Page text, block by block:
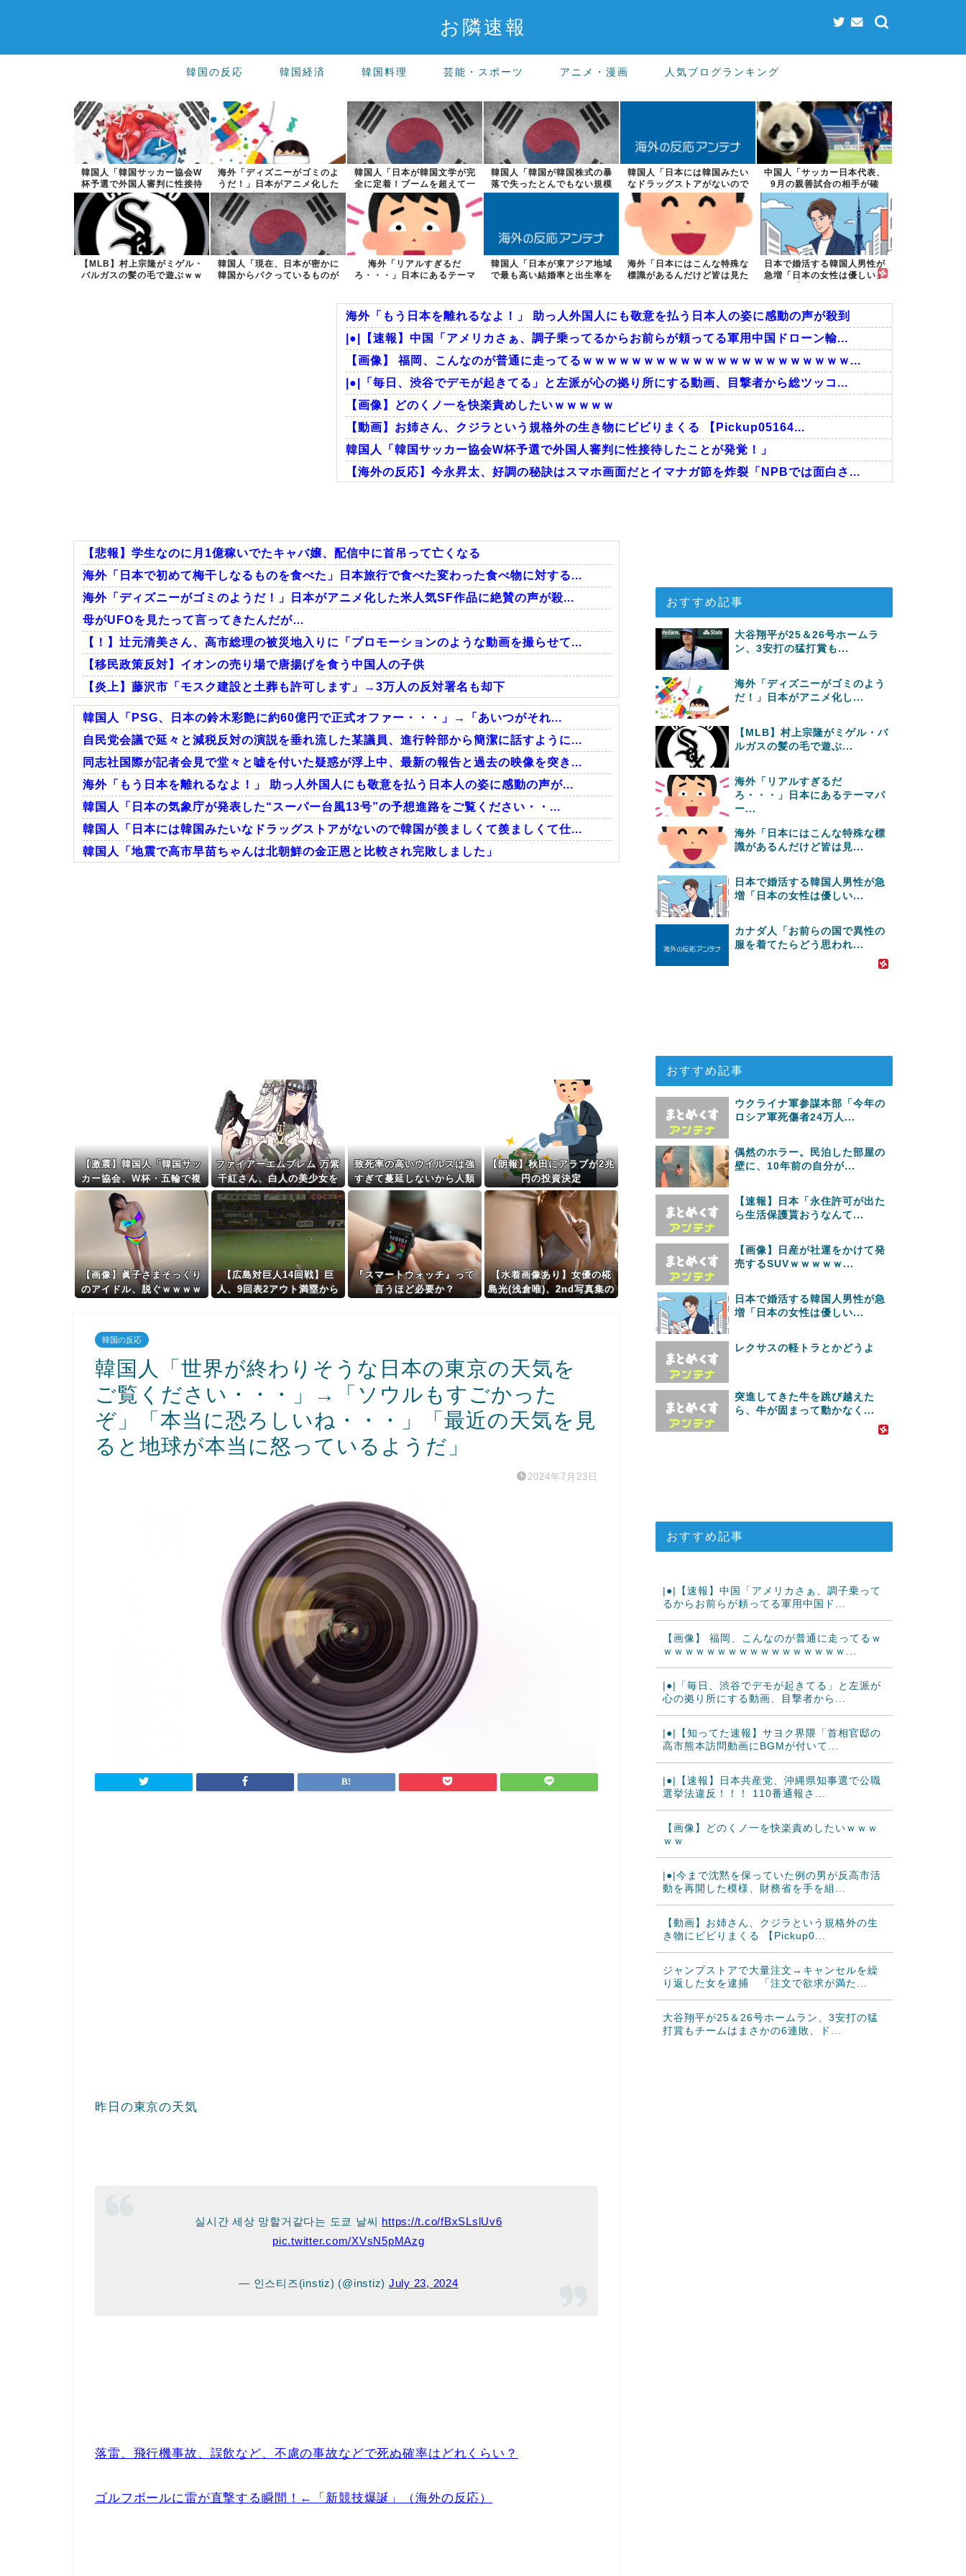
お隣速報
韓国の反応 韓国経済 韓国料理 芸能・スポーツ アニメ・漫画 人気ブログランキング
韓国人「韓国サッカー協会W
杯予選で外国人審判に性接待
したことが発...
海外「ディズニーがゴミのよ
うだ！」日本がアニメ化した
米人気SF作...
韓国人「日本が韓国文学が完
全に定着！ブームを超えて一
つのジャンル...
韓国人「韓国が韓国株式の暴
落で失ったとんでもない規模
の国民年金の...
韓国人「日本には韓国みたい
なドラッグストアがないので
韓国が羨まし...
中国人「サッカー日本代表、
9月の親善試合の相手が確
定！」 中国人...
【MLB】村上宗隆がミゲル・
バルガスの髪の毛で遊ぶｗｗ
韓国人「現在、日本が密かに
韓国からパクっているものが
海外「リアルすぎるだ
ろ・・・」日本にあるテーマ
韓国人「日本が東アジア地域
で最も高い結婚率と出生率を
海外「日本にはこんな特殊な
標識があるんだけど皆は見た
日本で婚活する韓国人男性が
急増「日本の女性は優しい」
海外「もう日本を離れるなよ！」 助っ人外国人にも敬意を払う日本人の姿に感動の声が殺到
|●|【速報】中国「アメリカさぁ、調子乗ってるからお前らが頼ってる軍用中国ドローン輸...
【画像】 福岡、こんなのが普通に走ってるｗｗｗｗｗｗｗｗｗｗｗｗｗｗｗｗｗｗｗｗｗｗ...
|●|「毎日、渋谷でデモが起きてる」と左派が心の拠り所にする動画、目撃者から総ツッコ...
【画像】どのくノ一を快楽責めしたいｗｗｗｗｗ
【動画】お姉さん、クジラという規格外の生き物にビビりまくる 【Pickup05164...
韓国人「韓国サッカー協会W杯予選で外国人審判に性接待したことが発覚！」
【海外の反応】今永昇太、好調の秘訣はスマホ画面だとイマナガ節を炸裂「NPBでは面白さ...
韓国人「悲報：日本と韓国の立場が完全に逆転してしまった模様…」→「日本を笑って見てた...
【悲報】学生なのに月1億稼いでたキャバ嬢、配信中に首吊って亡くなる
海外「日本で初めて梅干しなるものを食べた」日本旅行で食べた変わった食べ物に対する...
海外「ディズニーがゴミのようだ！」日本がアニメ化した米人気SF作品に絶賛の声が殺...
母がUFOを見たって言ってきたんだが…
【！】辻元清美さん、高市総理の被災地入りに「プロモーションのような動画を撮らせて...
【移民政策反対】イオンの売り場で唐揚げを食う中国人の子供
【炎上】藤沢市「モスク建設と土葬も許可します」→3万人の反対署名も却下
Powered by livedoor 相互RSS
韓国人「PSG、日本の鈴木彩艶に約60億円で正式オファー・・・」→「あいつがそれ...
自民党会議で延々と減税反対の演説を垂れ流した某議員、進行幹部から簡潔に話すように...
同志社国際が記者会見で堂々と嘘を付いた疑惑が浮上中、最新の報告と過去の映像を突き...
海外「もう日本を離れるなよ！」 助っ人外国人にも敬意を払う日本人の姿に感動の声が...
韓国人「日本の気象庁が発表した“スーパー台風13号”の予想進路をご覧ください・・...
韓国人「日本には韓国みたいなドラッグストアがないので韓国が羨ましくて羨ましくて仕...
韓国人「地震で高市早苗ちゃんは北朝鮮の金正恩と比較され完敗しました」
【激震】韓国人「韓国サッ
カー協会、W杯・五輪で複
数回の性接待を行い審判を
買収していたことが発覚…
（ﾌﾞﾙﾌﾞﾙ」＝韓国の反応
ファイアーエムブレム 万紫
千紅さん、白人の美少女を
出してしまうwww
致死率の高いウイルスは強
すぎて蔓延しないから人類
は滅亡しないとかいうけど
【朗報】秋田にアラブが2兆
円の投資決定
【画像】眞子さまそっくり
のアイドル、脱ぐｗｗｗｗ
【広島対巨人14回戦】巨
人、9回表2アウト満塁から
『スマートウォッチ』って
言うほど必要か？
【水着画像あり】女優の椛
島光(浅倉唯)、2nd写真集の
韓国の反応
韓国人「世界が終わりそうな日本の東京の天気を
ご覧ください・・・」→「ソウルもすごかった
ぞ」「本当に恐ろしいね・・・」「最近の天気を見
ると地球が本当に怒っているようだ」
2024年7月23日
昨日の東京の天気
실시간 세상 망할거같다는 도쿄 날씨 https://t.co/fBxSLslUv6
pic.twitter.com/XVsN5pMAzg
— 인스티즈(instiz) (@instiz) July 23, 2024
落雷、飛行機事故、誤飲など、不慮の事故などで死ぬ確率はどれくらい？
ゴルフボールに雷が直撃する瞬間！←「新競技爆誕」（海外の反応）
おすすめ記事
大谷翔平が25＆26号ホームラ
ン、3安打の猛打賞も...
海外「ディズニーがゴミのよう
だ！」日本がアニメ化し...
【MLB】村上宗隆がミゲル・バ
ルガスの髪の毛で遊ぶ...
海外「リアルすぎるだ
ろ・・・」日本にあるテーマパ
ー...
海外「日本にはこんな特殊な標
識があるんだけど皆は見...
日本で婚活する韓国人男性が急
増「日本の女性は優しい...
カナダ人「お前らの国で異性の
服を着てたらどう思われ...
おすすめ記事
ウクライナ軍参謀本部「今年の
ロシア軍死傷者24万人...
偶然のホラー。民泊した部屋の
壁に、10年前の自分が...
【速報】日本「永住許可が出た
ら生活保護貰おうなんて...
【画像】日産が社運をかけて発
売するSUVｗｗｗｗｗ...
日本で婚活する韓国人男性が急
増「日本の女性は優しい...
レクサスの軽トラとかどうよ
突進してきた牛を跳び越えた
ら、牛が固まって動かなく...
おすすめ記事
|●|【速報】中国「アメリカさぁ、調子乗って
るからお前らが頼ってる軍用中国ド...
【画像】 福岡、こんなのが普通に走ってるｗ
ｗｗｗｗｗｗｗｗｗｗｗｗｗｗｗｗｗ...
|●|「毎日、渋谷でデモが起きてる」と左派が
心の拠り所にする動画、目撃者から...
|●|【知ってた速報】サヨク界隈「首相官邸の
高市熊本訪問動画にBGMが付いて...
|●|【速報】日本共産党、沖縄県知事選で公職
選挙法違反！！！ 110番通報さ...
【画像】どのくノ一を快楽責めしたいｗｗｗ
ｗｗ
|●|今まで沈黙を保っていた例の男が反高市活
動を再開した模様、財務省を手を組...
【動画】お姉さん、クジラという規格外の生
き物にビビりまくる 【Pickup0...
ジャンプストアで大量注文→キャンセルを繰
り返した女を逮捕 「注文で欲求が満た...
大谷翔平が25＆26号ホームラン、3安打の猛
打賞もチームはまさかの6連敗、ド...